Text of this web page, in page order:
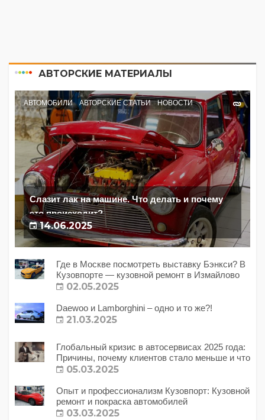
АВТОРСКИЕ МАТЕРИАЛЫ
АВТОМОБИЛИ АВТОРСКИЕ СТАТЬИ НОВОСТИ
Слазит лак на машине. Что делать и почему
это происходит?
14.06.2025
Где в Москве посмотреть выставку Бэнкси? В
Кузовпорте — кузовной ремонт в Измайлово
02.05.2025
Daewoo и Lamborghini – одно и то же?!
21.03.2025
Глобальный кризис в автосервисах 2025 года:
Причины, почему клиентов стало меньше и что
с этим делать?
05.03.2025
Опыт и профессионализм Кузовпорт: Кузовной
ремонт и покраска автомобилей
03.03.2025